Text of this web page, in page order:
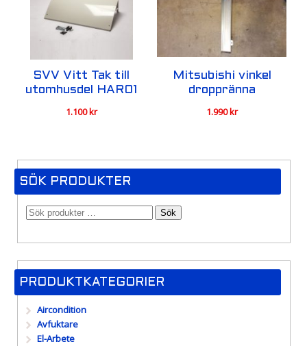
SVV Vitt Tak till
utomhusdel HAR01
1.100kr
Mitsubishi vinkel
droppränna
1.990kr
SÖK PRODUKTER
Sök
PRODUKTKATEGORIER
Aircondition
Avfuktare
El-Arbete